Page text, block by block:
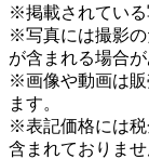
※掲載されている
※写真には撮影の
が含まれる場合が
※画像や動画は販
ます。
※表記価格には税
含まれておりませ